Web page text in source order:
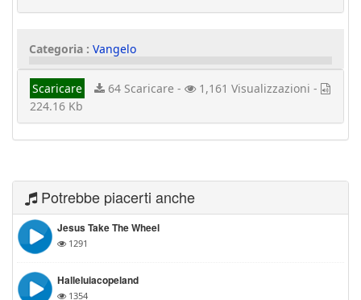
Categoria : Vangelo
Scaricare 64 Scaricare -
1,161 Visualizzazioni -
224.16 Kb
Potrebbe piacerti anche
Jesus Take The Wheel
1291
Halleluiacopeland
1354